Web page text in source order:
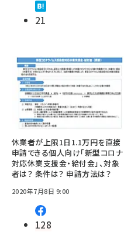
21
休業者が上限1日1.1万円を直接
申請できる個人向け「新型コロナ
対応休業支援金・給付金」、対象
者は？ 条件は？ 申請方法は？
2020年7月8日 9:00
128